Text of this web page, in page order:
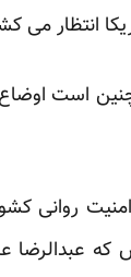
انتظار می
است اوضاع
امنیت
عبدالرضا